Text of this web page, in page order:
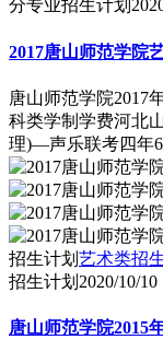
分专业招生计划
2017唐山师范学院
唐山师范学院2017
科类学制学费河北
理)―声乐联考四年
招生计划 艺术类招
招生计划 2020/10/10
唐山师范学院2015